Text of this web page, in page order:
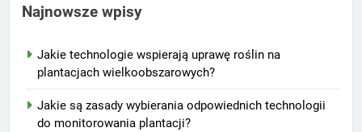
Najnowsze wpisy
Jakie technologie wspierają uprawę roślin na
plantacjach wielkoobszarowych?
Jakie są zasady wybierania odpowiednich technologii
do monitorowania plantacji?